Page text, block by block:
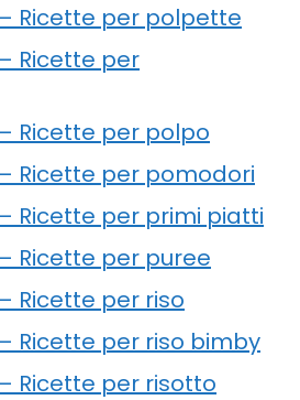
Ricette per polpette
Ricette per
Ricette per polpo
Ricette per pomodori
Ricette per primi piatti
Ricette per puree
Ricette per riso
Ricette per riso bimby
Ricette per risotto